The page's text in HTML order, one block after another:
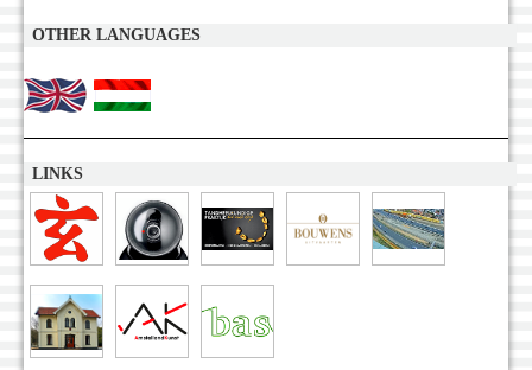
OTHER LANGUAGES
LINKS